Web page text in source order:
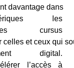
davantage dans
les
cursus
et ceux qui
digital.
l’accès à